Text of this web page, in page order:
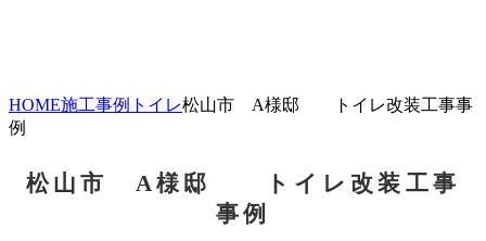
HOME施工事例 トイレ松山市 A様邸 トイレ改装工事事
例
松山市 A様邸 トイレ改装工事
事例